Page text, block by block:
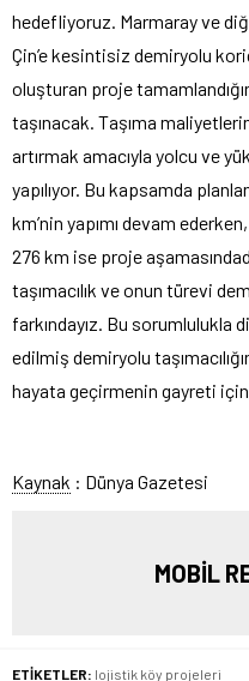
hedefliyoruz. Marmaray ve
Çin’e kesintisiz demiryolu
oluşturan proje
taşınacak. Taşıma
artırmak amacıyla yolcu ve
yapılıyor. Bu kapsamda
km’nin yapımı devam
276 km ise proje
taşımacılık ve onun türevi
farkındayız. Bu sorumlulukla
edilmiş demiryolu
hayata geçirmenin gayreti
Kaynak : Dünya Gazetesi
MOBİL
ETİKETLER: lojistik köy projeleri